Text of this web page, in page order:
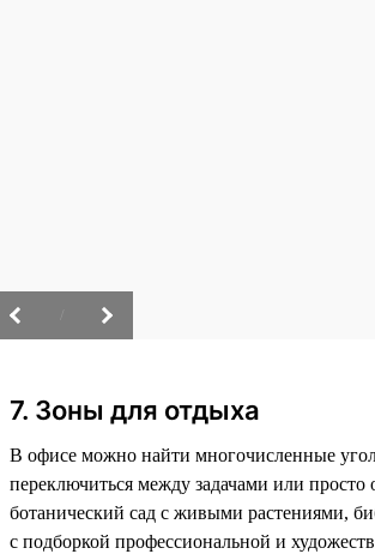
7. Зоны для отдыха
В офисе можно найти многочисленные
переключиться между задачами или
ботанический сад с живыми растениями,
с подборкой профессиональной и